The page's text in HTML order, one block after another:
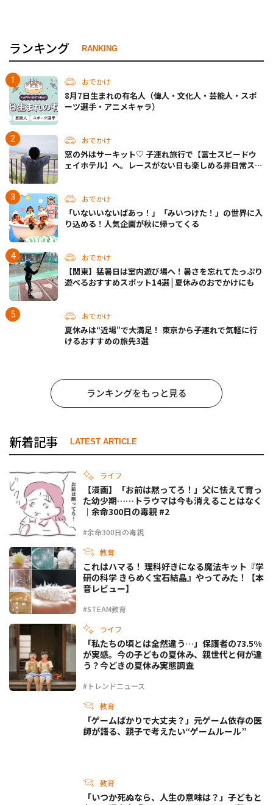
ランキング RANKING
おでかけ
8月7日生まれの有名人（偉人・文化人・芸能人・スポ
ーツ選手・アニメキャラ）
おでかけ
窓の外はサーキット♡ 子連れ旅行で【富士スピードウ
ェイホテル】へ。レースがない日も楽しめる非日常ステ
おでかけ
「いないいないばあっ！」「みいつけた！」の世界に入
り込める！人気企画が秋に帰ってくる
おでかけ
【関東】猛暑日は室内遊び場へ！暑さを忘れてたっぷり
遊べるおすすめスポット14選 | 夏休みのおでかけにも
おでかけ
夏休みは“近場”で大満足！ 東京から子連れで気軽に行
けるおすすめの旅先3選
ランキングをもっと見る
新着記事 LATEST ARTICLE
ライフ
#余命300日の毒親
【漫画】「お前は黙ってろ！」父に怯えて育っ
た幼少期……トラウマは今も消えることはなく
｜余命300日の毒親 #2
教育
#STEAM教育
これはハマる！ 理科好きになる魔法キット『学
研の科学 きらめく宝石結晶』やってみた！【本
音レビュー】
ライフ
#トレンドニュース
「私たちの頃とは全然違う…」保護者の73.5%
が実感。今の子どもの夏休み、親世代と何が違
う？今どきの夏休み実態調査
教育
「ゲームばかりで大丈夫？」元ゲーム依存の医
師が語る、親子で考えたい“ゲームルール”
教育
「いつか死ぬなら、人生の意味は？」子どもと